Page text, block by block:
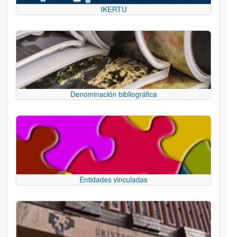
IKERTU
Denominación bibliográfica
Entidades vinculadas